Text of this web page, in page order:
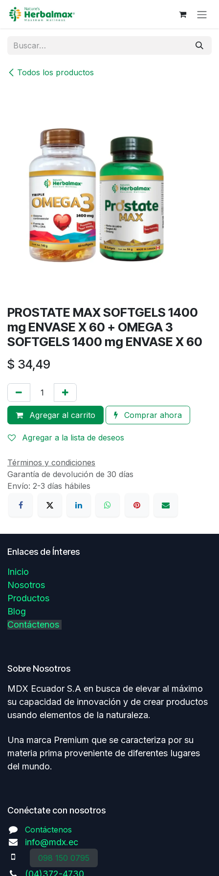
Ir al contenido
Todos los productos
PROSTATE MAX SOFTGELS 1400
mg ENVASE X 60 + OMEGA 3
SOFTGELS 1400 mg ENVASE X 60
$ 34,49
Agregar al carrito Comprar ahora
Agregar a la lista de deseos
Términos y condiciones
Garantía de devolución de 30 días
Envío: 2-3 días hábiles
Enlaces de Ínteres
Inicio
Nosotros
Productos
Blog
Contáctenos
Sobre Nosotros
MDX Ecuador S.A en busca de elevar al máximo
su capacidad de innovación y de crear productos
usando elementos de Ia naturaleza.
Una marca Premium que se caracteriza por su
materia prima proveniente de diferentes Iugares
del mundo.
Conéctate con nosotros
Contáctenos
info@mdx.ec
098 150 0795
(04)372-4730